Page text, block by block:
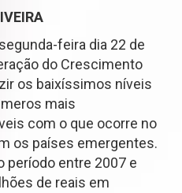
feira dia 22 de
do Crescimento
os baixíssimos níveis
mais
com o que ocorre no
os países emergentes.
período entre 2007 e
de reais em